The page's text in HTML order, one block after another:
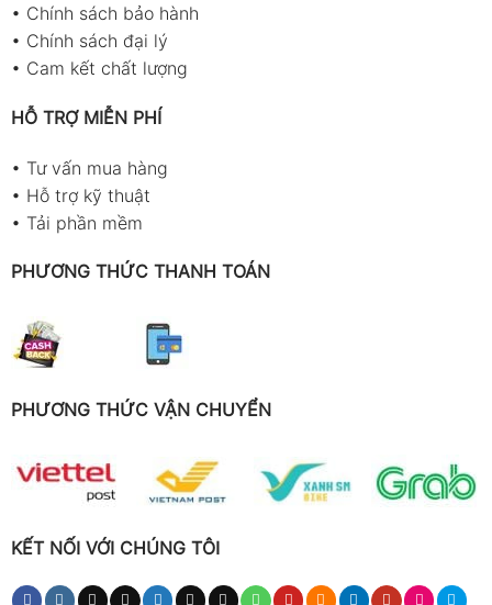
• Chính sách bảo hành
• Chính sách đại lý
• Cam kết chất lượng
HỖ TRỢ MIỄN PHÍ
• Tư vấn mua hàng
• Hỗ trợ kỹ thuật
• Tải phần mềm
PHƯƠNG THỨC THANH TOÁN
PHƯƠNG THỨC VẬN CHUYỂN
KẾT NỐI VỚI CHÚNG TÔI